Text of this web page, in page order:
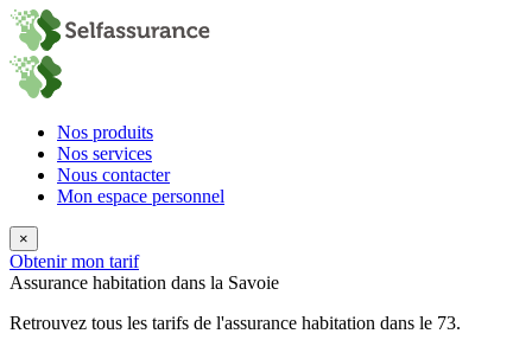
Nos produits
Nos services
Nous contacter
Mon espace personnel
×
Obtenir mon tarif
Assurance habitation dans la Savoie
Retrouvez tous les tarifs de l'assurance habitation dans le 73.